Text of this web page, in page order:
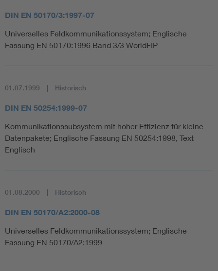
DIN EN 50170/3:1997-07
Universelles Feldkommunikationssystem; Englische
Fassung EN 50170:1996 Band 3/3 WorldFIP
01.07.1999 Historisch
DIN EN 50254:1999-07
Kommunikationssubsystem mit hoher Effizienz für kleine
Datenpakete; Englische Fassung EN 50254:1998, Text
Englisch
01.08.2000 Historisch
DIN EN 50170/A2:2000-08
Universelles Feldkommunikationssystem; Englische
Fassung EN 50170/A2:1999